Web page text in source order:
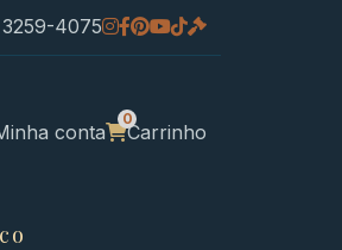
3259-4075
conta Carrinho